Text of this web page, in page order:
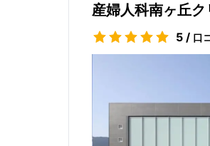
産婦人科南ヶ丘ク
5 / 口